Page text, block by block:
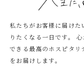
私たちがお客様に届けた
りたくなる一日です。
心
できる最高のホスピタリ
をお届けします。